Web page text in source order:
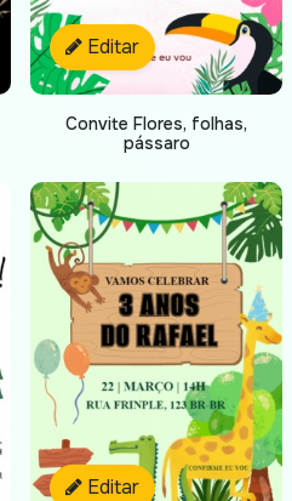
Editar
Convite Flores, folhas,
pássaro
Editar